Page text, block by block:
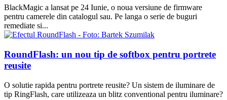
BlackMagic a lansat pe 24 Iunie, o noua versiune de firmware
pentru camerele din catalogul sau. Pe langa o serie de buguri
remediate si...
RoundFlash: un nou tip de softbox pentru portrete
reusite
O solutie rapida pentru portrete reusite? Un sistem de iluminare de
tip RingFlash, care utilizeaza un blitz conventional pentru iluminare?